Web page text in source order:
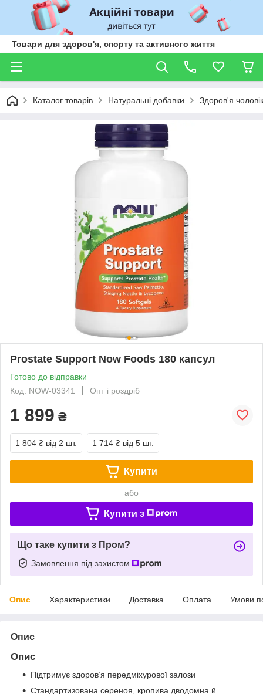
Товари для здоров'я, спорту та активного життя
Каталог товарів Натуральні добавки Здоров'я
Prostate Support Now Foods 180 капсул
Готово до відправки
Код: NOW-03341
Опт і роздріб
1 899 ₴
1 804 ₴ від 2 шт. 1 714 ₴ від 5 шт.
Купити
або
Купити з
Що таке купити з Пром?
Замовлення під захистом
Опис Характеристики Доставка Оплата Умови
Опис
Опис
Підтримує здоров’я передміхурової залози
Стандартизована сереноя, кропива дводомна й